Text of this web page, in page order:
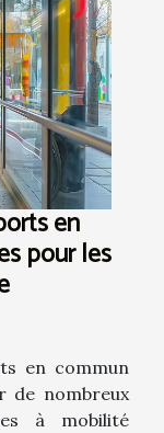
en
pour les
en commun
de nombreux
à mobilité